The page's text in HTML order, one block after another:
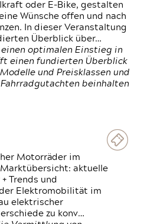
oder E-Bike, gestalten
Wünsche offen und nach
In dieser Veranstaltung
Überblick über…
optimalen Einstieg in
einen fundierten Überblick
und Preisklassen und
beinhalten
Motorräder im
aktuelle
Trends und
Elektromobilität im
elektrischer
zu konv…